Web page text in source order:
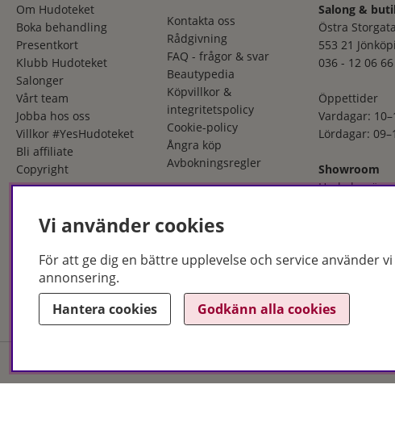
Om Hudoteket
Boka behandling
Presentkort
Klubb Hudoteket
Salonger
Vårt team
Jobba hos oss
Villkor #YesHudoteket
Bli affiliate
Copyright
Kontakta oss
Rådgivning
FAQ - frågor & svar
Beautypedia
Köpvillkor &
integritetspolicy
Cookie-policy
Ångra köp
Avbokningsregler
Salong &
Östra
553 21
036 - 12 06 66
Öppettider
Vardagar:
Lördagar:
Showroom
Öppettider
Fredagar:
Vi använder cookies
För att ge dig en bättre upplevelse och service använder
annonsering.
Hantera cookies
Godkänn alla cookies